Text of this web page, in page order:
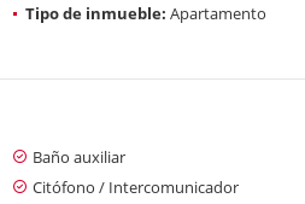
Tipo de inmueble: Apartamento
Baño auxiliar
Citófono / Intercomunicador